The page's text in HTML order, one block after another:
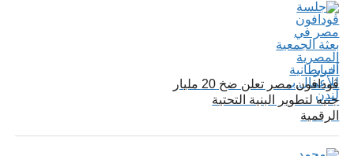
أخبار
ڤودافون مصر تعلن ضخ 20 مليار
جنيه لتطوير البنية التحتية
الرقمية